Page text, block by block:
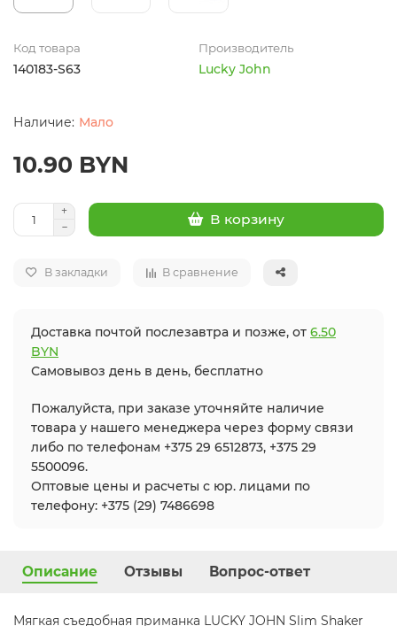
Код товара
140183-S63
Производитель
Lucky John
Мало
10.90 BYN
В корзину
В закладки В сравнение
Доставка почтой послезавтра и позже, от 6.50
BYN
Самовывоз день в день, бесплатно
Пожалуйста, при заказе уточняйте наличие
товара у нашего менеджера через форму связи
либо по телефонам +375 29 6512873, +375 29
5500096.
Оптовые цены и расчеты с юр. лицами по
телефону: +375 (29) 7486698
Описание Отзывы Вопрос-ответ
Мягкая съедобная приманка LUCKY JOHN Slim Shaker